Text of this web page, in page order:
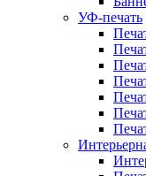
УФ-печать